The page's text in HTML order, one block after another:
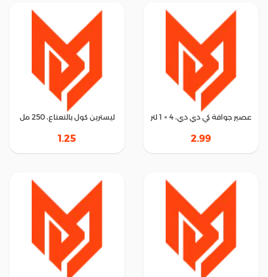
عصير جوافة كي دي دي، 4 × 1 لتر
2.99
ليسترين كول بالنعناع، 250 مل
1.25